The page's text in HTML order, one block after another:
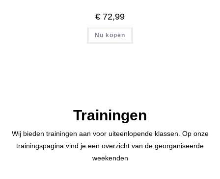
€ 72,99
Nu kopen
Trainingen
Wij bieden trainingen aan voor uiteenlopende klassen. Op onze
trainingspagina vind je een overzicht van de georganiseerde
weekenden